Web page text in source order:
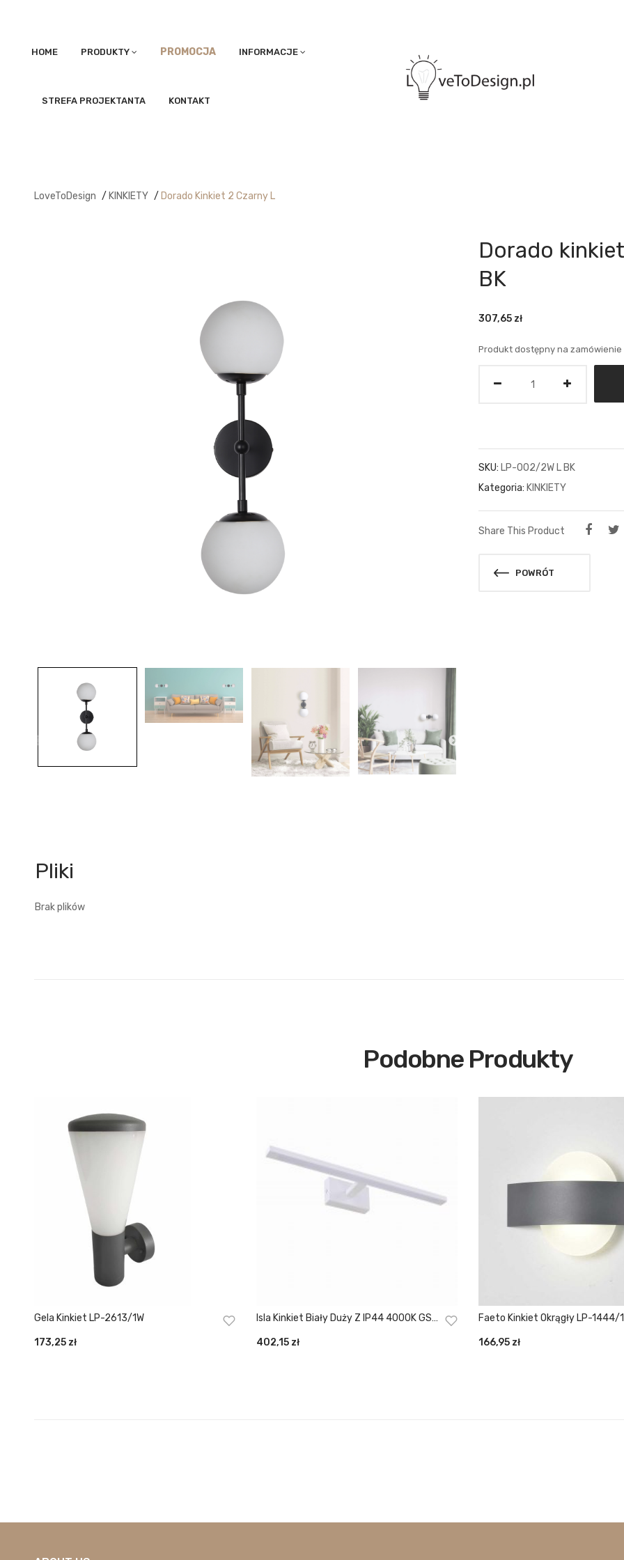
HOME PRODUKTY PROMOCJA INFORMACJE
STREFA PROJEKTANTA KONTAKT
LoveToDesign / KINKIETY / Dorado Kinkiet 2 Czarny L
Dorado
BK
307,65 zł
Produkt dostępny na zamówienie
SKU: LP-002/2W L BK
Kategoria: KINKIETY
Share This Product
POWRÓT
Brak plików
Podobne Produkty
Gela Kinkiet LP-2613/1W
173,25 zł
Isla Kinkiet Biały Duży Z IP44 4000K GS-
402,15 zł
Faeto Kinkiet Okrągły LP-1444/
166,95 zł